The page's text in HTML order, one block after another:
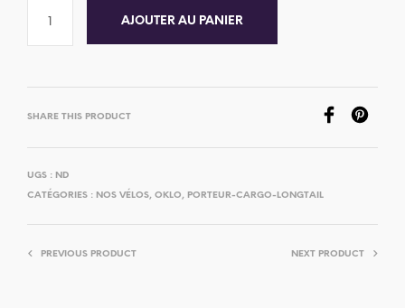
AJOUTER AU PANIER
SHARE THIS PRODUCT
UGS : ND
CATÉGORIES : NOS VÉLOS, OKLO, PORTEUR-CARGO-LONGTAIL
PREVIOUS PRODUCT NEXT PRODUCT